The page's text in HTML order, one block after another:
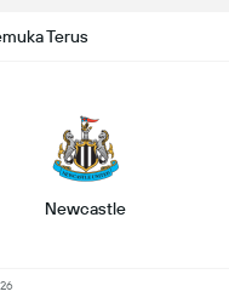
Terus
Newcastle